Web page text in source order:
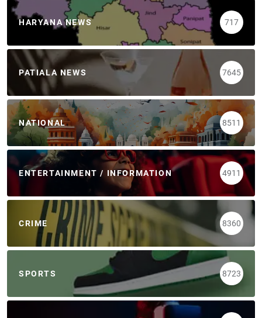
HARYANA NEWS 717
PATIALA NEWS 7645
NATIONAL 8511
ENTERTAINMENT / INFORMATION 4911
CRIME 8360
SPORTS 8723